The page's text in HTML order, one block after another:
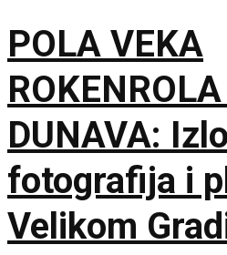
POLA VEKA
DUNAVA:
fotografija i
Velikom